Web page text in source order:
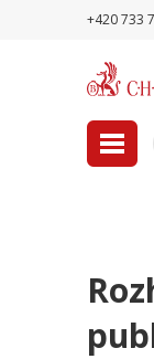
+420 733